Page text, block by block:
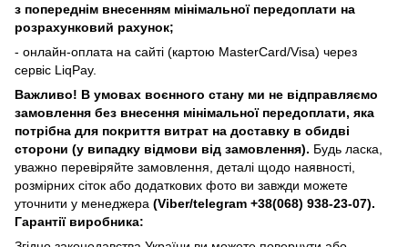
з попереднім внесенням мінімальної передоплати на
розрахунковий рахунок;
- онлайн-оплата на сайті (картою MasterCard/Visa) через
сервіс LiqPay.
Важливо! В умовах воєнного стану ми не відправляємо
замовлення без внесення мінімальної передоплати, яка
потрібна для покриття витрат на доставку в обидві
сторони (у випадку відмови від замовлення). Будь ласка,
уважно перевіряйте замовлення, деталі щодо наявності,
розмірних сіток або додаткових фото ви завжди можете
уточнити у менеджера (Viber/telegram +38(068) 938-23-07).
Гарантії виробника: